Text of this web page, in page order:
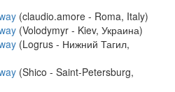
(claudio.amore - Roma, Italy)
(Volodymyr - Kiev, Украина)
(Logrus - Нижний Тагил,
(Shico - Saint-Petersburg,